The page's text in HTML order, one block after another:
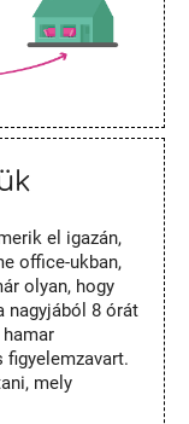
el igazán,
office-ukban,
olyan, hogy
nagyjából 8 órát
figyelemzavart.
mely